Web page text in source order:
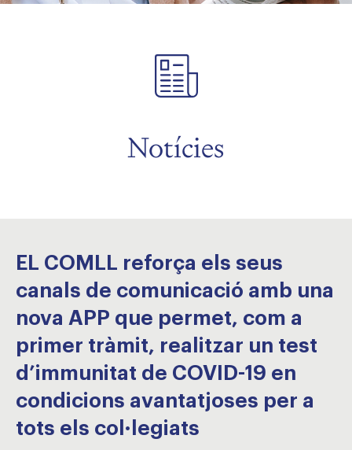
Notícies
EL COMLL reforça els seus
canals de comunicació amb una
nova APP que permet, com a
primer tràmit, realitzar un test
d’immunitat de COVID-19 en
condicions avantatjoses per a
tots els col·legiats